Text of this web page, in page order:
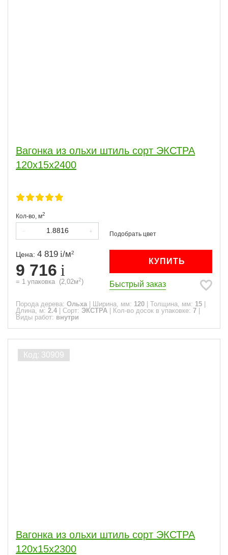
Вагонка из ольхи штиль сорт ЭКСТРА
120х15х2400
Кол-во, м2
Цена: 4 819 /м2
9 716
= 1 упаковка (2,02м2)
КУПИТЬ
Быстрый заказ
Порода дерева: Ольха Ширина, мм: 120 Толщина, мм: 15
Длина, м: 2.4 Сорт: ЭКСТРА Кол-во досок в упаковке: 7
Виды работ: внутри
Вагонка из ольхи штиль сорт ЭКСТРА
120х15х2300